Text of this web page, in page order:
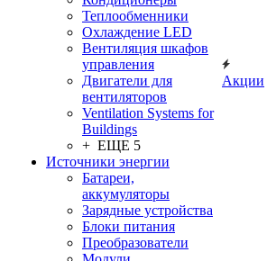
Теплообменники
Охлаждение LED
Вентиляция шкафов
управления
Двигатели для
вентиляторов
Ventilation Systems for
Buildings
+ ЕЩЕ 5
Источники энергии
Батареи,
аккумуляторы
Зарядные устройства
Блоки питания
Преобразователи
Акции